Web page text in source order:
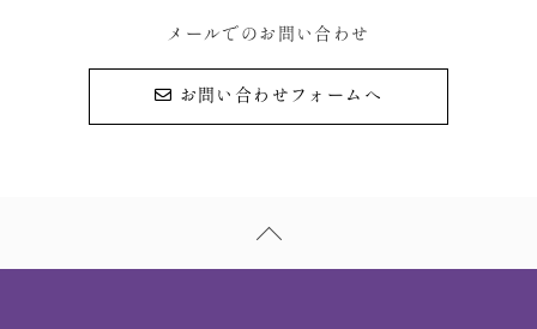
メールでのお問い合わせ
お問い合わせフォームへ